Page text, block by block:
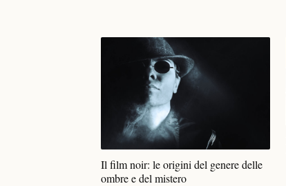
Il film noir: le origini del genere delle
ombre e del mistero